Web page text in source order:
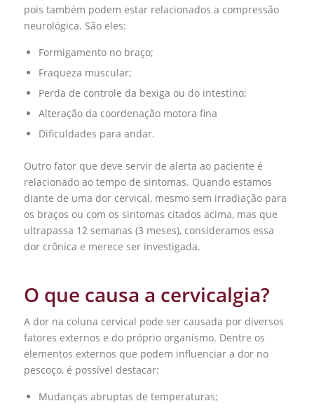
pois também podem estar relacionados a compressão
neurológica. São eles:
Formigamento no braço;
Fraqueza muscular;
Perda de controle da bexiga ou do intestino;
Alteração da coordenação motora fina
Dificuldades para andar.
Outro fator que deve servir de alerta ao paciente é
relacionado ao tempo de sintomas. Quando estamos
diante de uma dor cervical, mesmo sem irradiação para
os braços ou com os sintomas citados acima, mas que
ultrapassa 12 semanas (3 meses), consideramos essa
dor crônica e merece ser investigada.
O que causa a cervicalgia?
A dor na coluna cervical pode ser causada por diversos
fatores externos e do próprio organismo. Dentre os
elementos externos que podem influenciar a dor no
pescoço, é possível destacar:
Mudanças abruptas de temperaturas;